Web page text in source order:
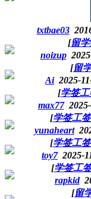
txtbae03
[留
noizup
[留
Ai 2025-
[学签工
max77
[学签工签
yunaheart
[学签工签
toy7 2025-
[学签工
rapkid
[留